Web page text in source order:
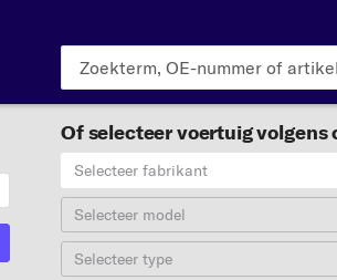
Of selecteer voertuig volgens
Selecteer fabrikant
Selecteer model
Selecteer type